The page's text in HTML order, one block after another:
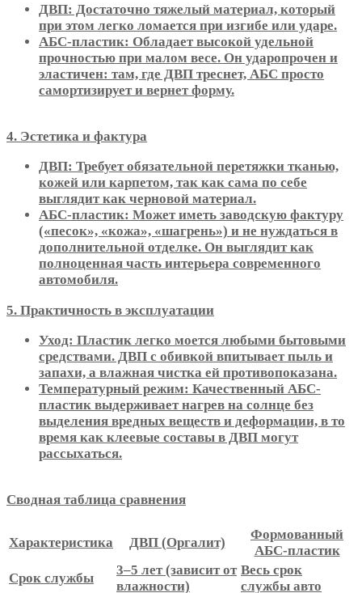
ДВП: Достаточно тяжелый материал, который
при этом легко ломается при изгибе или ударе.
АБС-пластик: Обладает высокой удельной
прочностью при малом весе. Он ударопрочен и
эластичен: там, где ДВП треснет, АБС просто
самортизирует и вернет форму.
4. Эстетика и фактура
ДВП: Требует обязательной перетяжки тканью,
кожей или карпетом, так как сама по себе
выглядит как черновой материал.
АБС-пластик: Может иметь заводскую фактуру
(«песок», «кожа», «шагрень») и не нуждаться в
дополнительной отделке. Он выглядит как
полноценная часть интерьера современного
автомобиля.
5. Практичность в эксплуатации
Уход: Пластик легко моется любыми бытовыми
средствами. ДВП с обивкой впитывает пыль и
запахи, а влажная чистка ей противопоказана.
Температурный режим: Качественный АБС-
пластик выдерживает нагрев на солнце без
выделения вредных веществ и деформации, в то
время как клеевые составы в ДВП могут
рассыхаться.
Сводная таблица сравнения
Характеристика ДВП (Оргалит)
Формованный
АБС-пластик
Срок службы
3–5 лет (зависит от
влажности)
Весь срок
службы авто